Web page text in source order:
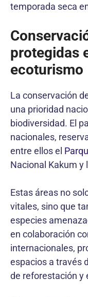
temporada seca
protegidas
ecoturismo
La conservación
una prioridad
biodiversidad. El
nacionales,
entre ellos el
Nacional Kakum y
Estas áreas no
vitales, sino que
especies
en colaboración
internacionales,
espacios a través
de reforestación y